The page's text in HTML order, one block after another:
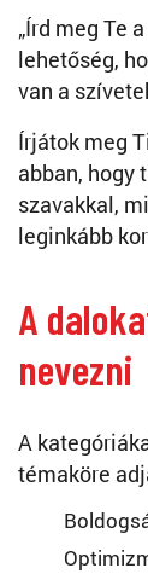
„Írd meg Te
lehetőség,
van a
Írjátok meg
abban, hogy
szavakkal,
leginkább
A
nevezni
A
témaköre